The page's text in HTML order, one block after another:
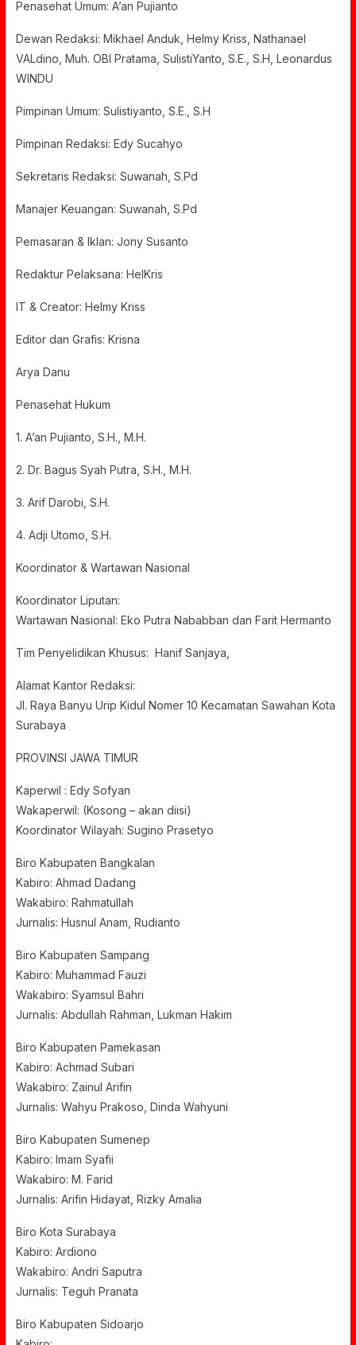
Penasehat Umum: A’an Pujianto
Dewan Redaksi: Mikhael Anduk, Helmy Kriss, Nathanael
VALdino, Muh. OBI Pratama, SulistiYanto, S.E., S.H, Leonardus
WINDU
Pimpinan Umum: Sulistiyanto, S.E., S.H
Pimpinan Redaksi: Edy Sucahyo
Sekretaris Redaksi: Suwanah, S.Pd
Manajer Keuangan: Suwanah, S.Pd
Pemasaran & Iklan: Jony Susanto
Redaktur Pelaksana: HelKris
IT & Creator: Helmy Kriss
Editor dan Grafis: Krisna
Arya Danu
Penasehat Hukum
1. A’an Pujianto, S.H., M.H.
2. Dr. Bagus Syah Putra, S.H., M.H.
3. Arif Darobi, S.H.
4. Adji Utomo, S.H.
Koordinator & Wartawan Nasional
Koordinator Liputan:
Wartawan Nasional: Eko Putra Nababban dan Farit Hermanto
Tim Penyelidikan Khusus: Hanif Sanjaya,
Alamat Kantor Redaksi:
Jl. Raya Banyu Urip Kidul Nomer 10 Kecamatan Sawahan Kota
Surabaya
PROVINSI JAWA TIMUR
Kaperwil : Edy Sofyan
Wakaperwil: (Kosong – akan diisi)
Koordinator Wilayah: Sugino Prasetyo
Biro Kabupaten Bangkalan
Kabiro: Ahmad Dadang
Wakabiro: Rahmatullah
Jurnalis: Husnul Anam, Rudianto
Biro Kabupaten Sampang
Kabiro: Muhammad Fauzi
Wakabiro: Syamsul Bahri
Jurnalis: Abdullah Rahman, Lukman Hakim
Biro Kabupaten Pamekasan
Kabiro: Achmad Subari
Wakabiro: Zainul Arifin
Jurnalis: Wahyu Prakoso, Dinda Wahyuni
Biro Kabupaten Sumenep
Kabiro: Imam Syafii
Wakabiro: M. Farid
Jurnalis: Arifin Hidayat, Rizky Amalia
Biro Kota Surabaya
Kabiro: Ardiono
Wakabiro: Andri Saputra
Jurnalis: Teguh Pranata
Biro Kabupaten Sidoarjo